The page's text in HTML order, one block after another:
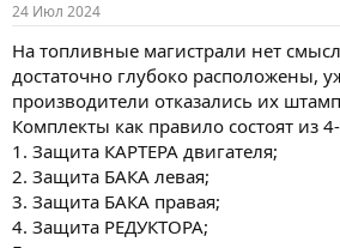
:
24 Июл 2024
На топливные магистрали нет
достаточно глубоко расположены,
производители отказались их
Комплекты как правило состоят из
1. Защита КАРТЕРА двигателя;
2. Защита БАКА левая;
3. Защита БАКА правая;
4. Защита РЕДУКТОРА;